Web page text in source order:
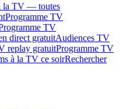
la TV — toutes
Programme TV
TV
direct gratuitAudiences TV
replay gratuitProgramme TV
à la TV ce soirRechercher